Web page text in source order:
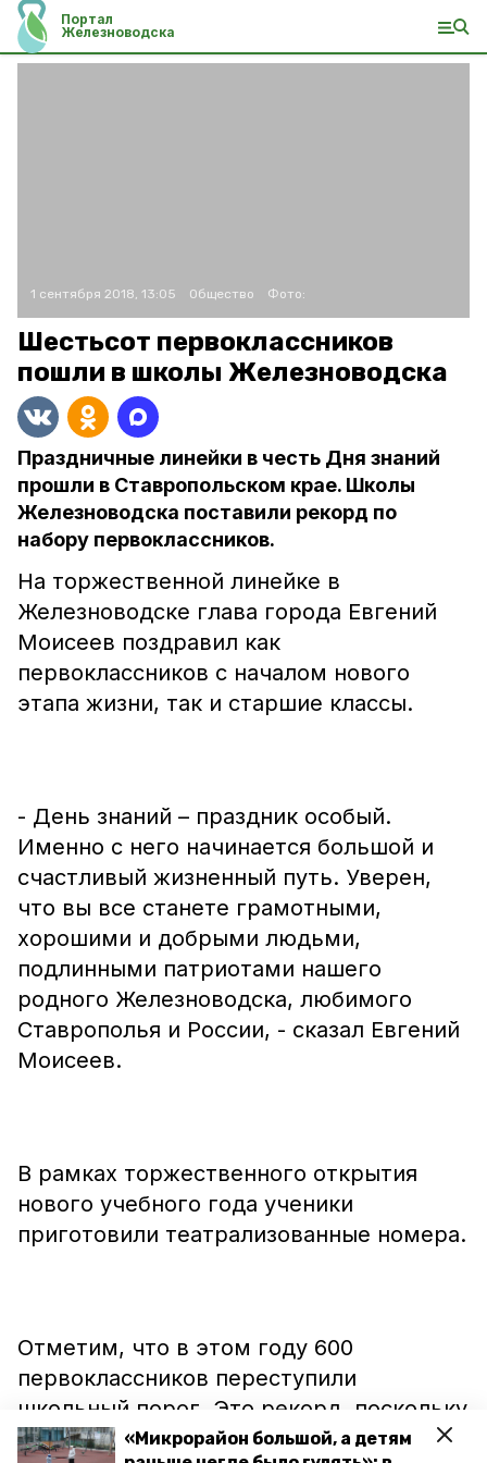
«Микрорайон большой, а детям
Портал
Железноводска
1 сентября 2018, 13:05 Общество Фото:
Шестьсот первоклассников
пошли в школы Железноводска
Праздничные линейки в честь Дня знаний
прошли в Ставропольском крае. Школы
Железноводска поставили рекорд по
набору первоклассников.
На торжественной линейке в
Железноводске глава города Евгений
Моисеев поздравил как
первоклассников с началом нового
этапа жизни, так и старшие классы.
- День знаний – праздник особый.
Именно с него начинается большой и
счастливый жизненный путь. Уверен,
что вы все станете грамотными,
хорошими и добрыми людьми,
подлинными патриотами нашего
родного Железноводска, любимого
Ставрополья и России, - сказал Евгений
Моисеев.
В рамках торжественного открытия
нового учебного года ученики
приготовили театрализованные номера.
Отметим, что в этом году 600
первоклассников переступили
школьный порог. Это рекорд, поскольку
в прошлые годы это число было